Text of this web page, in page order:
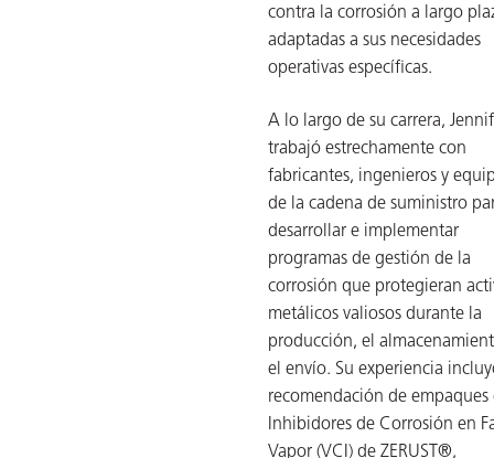
contra la corrosión a largo
adaptadas a sus necesidades
operativas específicas.
A lo largo de su carrera,
trabajó estrechamente con
fabricantes, ingenieros y
de la cadena de suministro
desarrollar e implementar
programas de gestión de la
corrosión que protegieran
metálicos valiosos durante la
producción, el
el envío. Su experiencia
recomendación de empaques
Inhibidores de Corrosión en
Vapor (VCI) de ZERUST®,